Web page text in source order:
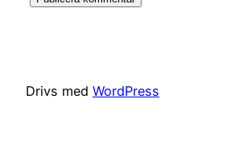
Drivs med WordPress